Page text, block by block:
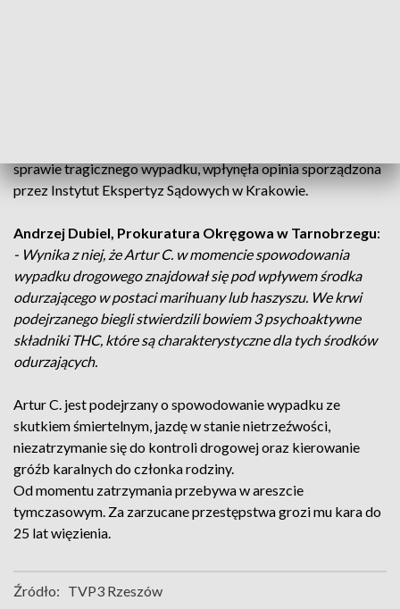
sprawie tragicznego wypadku, wpłynęła opinia sporządzona
przez Instytut Ekspertyz Sądowych w Krakowie.
Andrzej Dubiel, Prokuratura Okręgowa w Tarnobrzegu:
- Wynika z niej, że Artur C. w momencie spowodowania
wypadku drogowego znajdował się pod wpływem środka
odurzającego w postaci marihuany lub haszyszu. We krwi
podejrzanego biegli stwierdzili bowiem 3 psychoaktywne
składniki THC, które są charakterystyczne dla tych środków
odurzających.
Artur C. jest podejrzany o spowodowanie wypadku ze
skutkiem śmiertelnym, jazdę w stanie nietrzeźwości,
niezatrzymanie się do kontroli drogowej oraz kierowanie
gróźb karalnych do członka rodziny.
Od momentu zatrzymania przebywa w areszcie
tymczasowym. Za zarzucane przestępstwa grozi mu kara do
25 lat więzienia.
Źródło: TVP3 Rzeszów